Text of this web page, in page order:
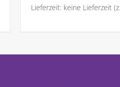
Lieferzeit: keine Lieferzeit